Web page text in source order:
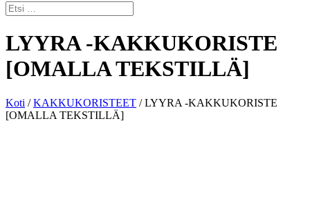
LYYRA -KAKKUKORISTE
[OMALLA TEKSTILLÄ]
Koti /KAKKUKORISTEET / LYYRA -KAKKUKORISTE
[OMALLA TEKSTILLÄ]